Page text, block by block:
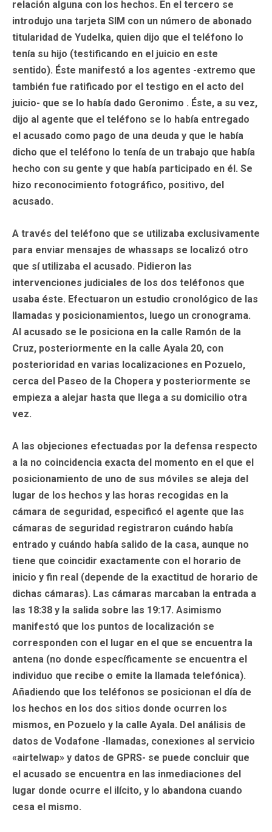
relación alguna con los hechos. En el tercero se
introdujo una tarjeta SIM con un número de abonado
titularidad de Yudelka, quien dijo que el teléfono lo
tenía su hijo (testificando en el juicio en este
sentido). Éste manifestó a los agentes -extremo que
también fue ratificado por el testigo en el acto del
juicio- que se lo había dado Geronimo . Éste, a su vez,
dijo al agente que el teléfono se lo había entregado
el acusado como pago de una deuda y que le había
dicho que el teléfono lo tenía de un trabajo que había
hecho con su gente y que había participado en él. Se
hizo reconocimiento fotográfico, positivo, del
acusado.
A través del teléfono que se utilizaba exclusivamente
para enviar mensajes de whassaps se localizó otro
que sí utilizaba el acusado. Pidieron las
intervenciones judiciales de los dos teléfonos que
usaba éste. Efectuaron un estudio cronológico de las
llamadas y posicionamientos, luego un cronograma.
Al acusado se le posiciona en la calle Ramón de la
Cruz, posteriormente en la calle Ayala 20, con
posterioridad en varias localizaciones en Pozuelo,
cerca del Paseo de la Chopera y posteriormente se
empieza a alejar hasta que llega a su domicilio otra
vez.
A las objeciones efectuadas por la defensa respecto
a la no coincidencia exacta del momento en el que el
posicionamiento de uno de sus móviles se aleja del
lugar de los hechos y las horas recogidas en la
cámara de seguridad, especificó el agente que las
cámaras de seguridad registraron cuándo había
entrado y cuándo había salido de la casa, aunque no
tiene que coincidir exactamente con el horario de
inicio y fin real (depende de la exactitud de horario de
dichas cámaras). Las cámaras marcaban la entrada a
las 18:38 y la salida sobre las 19:17. Asimismo
manifestó que los puntos de localización se
corresponden con el lugar en el que se encuentra la
antena (no donde específicamente se encuentra el
individuo que recibe o emite la llamada telefónica).
Añadiendo que los teléfonos se posicionan el día de
los hechos en los dos sitios donde ocurren los
mismos, en Pozuelo y la calle Ayala. Del análisis de
datos de Vodafone -llamadas, conexiones al servicio
«airtelwap» y datos de GPRS- se puede concluir que
el acusado se encuentra en las inmediaciones del
lugar donde ocurre el ilícito, y lo abandona cuando
cesa el mismo.